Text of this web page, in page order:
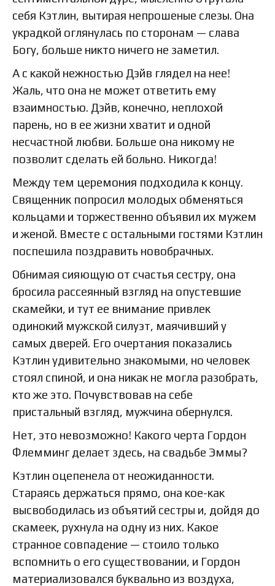
себя Кэтлин, вытирая непрошеные слезы. Она
украдкой оглянулась по сторонам — слава
Богу, больше никто ничего не заметил.
А с какой нежностью Дэйв глядел на нее!
Жаль, что она не может ответить ему
взаимностью. Дэйв, конечно, неплохой
парень, но в ее жизни хватит и одной
несчастной любви. Больше она никому не
позволит сделать ей больно. Никогда!
Между тем церемония подходила к концу.
Священник попросил молодых обменяться
кольцами и торжественно объявил их мужем
и женой. Вместе с остальными гостями Кэтлин
поспешила поздравить новобрачных.
Обнимая сияющую от счастья сестру, она
бросила рассеянный взгляд на опустевшие
скамейки, и тут ее внимание привлек
одинокий мужской силуэт, маячивший у
самых дверей. Его очертания показались
Кэтлин удивительно знакомыми, но человек
стоял спиной, и она никак не могла разобрать,
кто же это. Почувствовав на себе
пристальный взгляд, мужчина обернулся.
Нет, это невозможно! Какого черта Гордон
Флемминг делает здесь, на свадьбе Эммы?
Кэтлин оцепенела от неожиданности.
Стараясь держаться прямо, она кое-как
высвободилась из объятий сестры и, дойдя до
скамеек, рухнула на одну из них. Какое
странное совпадение — стоило только
вспомнить о его существовании, и Гордон
материализовался буквально из воздуха,